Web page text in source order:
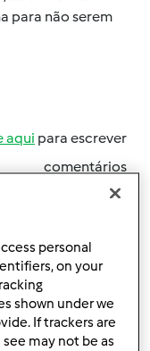
para não serem
aqui para escrever
comentários
personal
on your
shown under we
If trackers are
may not be as